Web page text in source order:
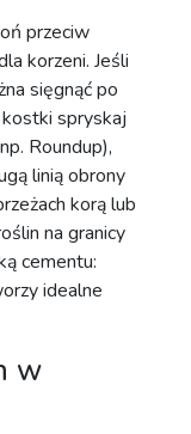
przeciw
korzeni. Jeśli
sięgnąć po
spryskaj
Roundup),
linią obrony
korą lub
na granicy
cementu:
idealne
w